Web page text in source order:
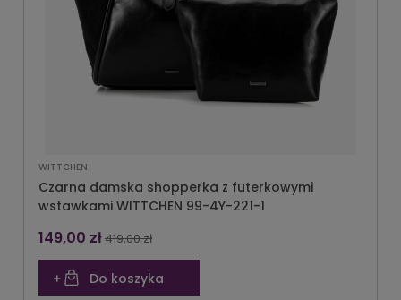
WITTCHEN
Czarna damska shopperka z futerkowymi
wstawkami WITTCHEN 99-4Y-221-1
149,00 zł419,00 zł
Do koszyka